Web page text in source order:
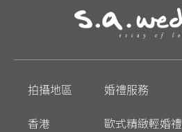
拍攝地區
香港
婚禮服務
歐式精緻輕婚禮